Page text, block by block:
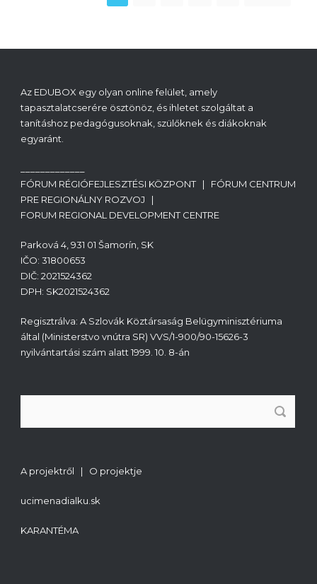
Az EDUBOX egy olyan online felület, amely
tapasztalatcserére ösztönöz, és ihletet szolgáltat a
tanításhoz pedagógusoknak, szülőknek és diákoknak
egyaránt.
FÓRUM RÉGIÓFEJLESZTÉSI KÖZPONT | FÓRUM CENTRUM
PRE REGIONÁLNY ROZVOJ |
FORUM REGIONAL DEVELOPMENT CENTRE
Parková 4, 931 01 Šamorín, SK
IČO: 31800653
DIČ: 2021524362
DPH: SK2021524362
Regisztrálva: A Szlovák Köztársaság Belügyminisztériuma
által (Ministerstvo vnútra SR) VVS/1-900/90-15626-3
nyilvántartási szám alatt 1999. 10. 8-án
A projektről | O projektje
ucimenadialku.sk
KARANTÉMA